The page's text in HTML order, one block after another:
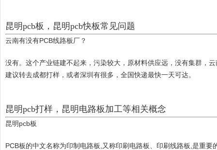
昆明pcb板，昆明pcb快板常见问题
云南有没有PCB线路板厂？
没有。这个产业链建不起来，污染较大，原材料供应远，没有集群，
建议转去成都打样，或者深圳有很多，全国快递最快一天可达。
昆明pcb打样，昆明电路板加工等相关概念
昆明pcb板
PCB板的中文名称为印制电路板,又称印刷电路板、印刷线路板,是重